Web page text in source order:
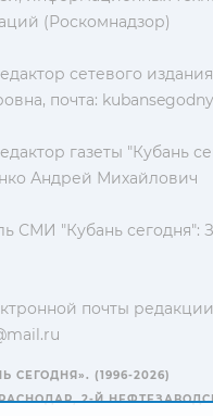
(Роскомнадзор)
сетевого
почта:
газеты "Кубань
Андрей Михайлович
СМИ "Кубань сегодня":
почты
СЕГОДНЯ». (1996-2026)
2-Й